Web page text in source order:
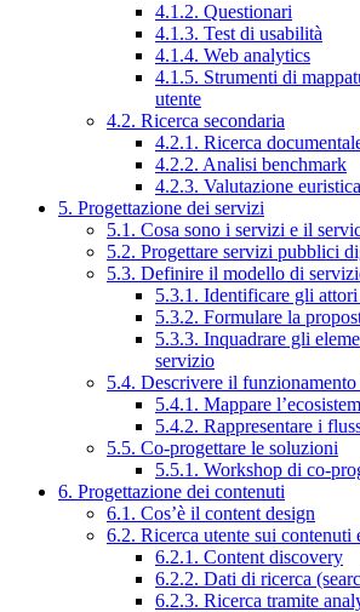
4.1.2. Questionari
4.1.3. Test di usabilità
4.1.4. Web analytics
4.1.5. Strumenti di
utente
4.2. Ricerca secondaria
4.2.1. Ricerca
4.2.2. Analisi benchmark
4.2.3. Valutazione euristica
5. Progettazione dei servizi
5.1. Cosa sono i servizi e il
5.2. Progettare servizi pubblici
5.3. Definire il modello di
5.3.1. Identificare gli
5.3.2. Formulare la
5.3.3. Inquadrare gli
servizio
5.4. Descrivere il
5.4.1. Mappare
5.4.2. Rappresentare i
5.5. Co-progettare le soluzioni
5.5.1. Workshop di co-
6. Progettazione dei contenuti
6.1. Cos’è il content design
6.2. Ricerca utente sui
6.2.1. Content discovery
6.2.2. Dati di ricerca
6.2.3. Ricerca tramite